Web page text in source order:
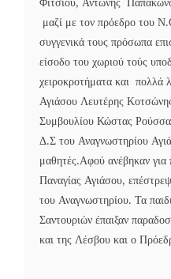
μαζί με τον πρόεδρο
συγγενικά τους πρόσωπα
είσοδο του χωριού τούς
χειροκροτήματα και πολλά
Αγιάσου Λευτέρης
Συμβουλίου Κώστας
Δ.Σ του Αναγνωστηρίου
μαθητές.Αφού ανέβηκαν
Παναγίας Αγιάσου,
του Αναγνωστηρίου. Τα
Σαντουριών έπαιξαν
και της Λέσβου και ο